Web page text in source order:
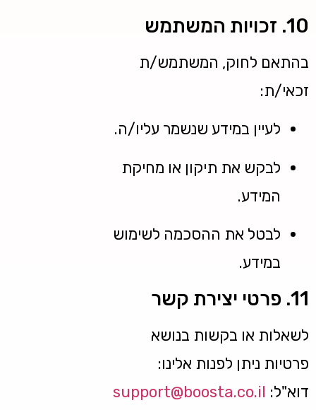
10. זכויות המשתמש
בהתאם לחוק, המשתמש/ת
זכאי/ת:
לעיין במידע שנשמר עליו/ה.
לבקש את תיקון או מחיקת
המידע.
לבטל את ההסכמה לשימוש
במידע.
11. פרטי יצירת קשר
לשאלות או בקשות בנושא
פרטיות ניתן לפנות אלינו:
דוא"ל: support@boosta.co.il